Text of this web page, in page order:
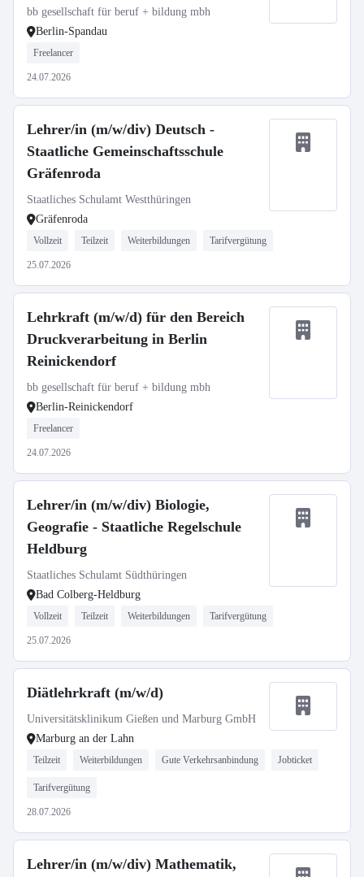
bb gesellschaft für beruf + bildung mbh
Berlin-Spandau
Freelancer
24.07.2026
Lehrer/in (m/w/div) Deutsch -
Staatliche Gemeinschaftsschule
Gräfenroda
Staatliches Schulamt Westthüringen
Gräfenroda
Vollzeit Teilzeit Weiterbildungen Tarifvergütung
25.07.2026
Lehrkraft (m/w/d) für den Bereich
Druckverarbeitung in Berlin
Reinickendorf
bb gesellschaft für beruf + bildung mbh
Berlin-Reinickendorf
Freelancer
24.07.2026
Lehrer/in (m/w/div) Biologie,
Geografie - Staatliche Regelschule
Heldburg
Staatliches Schulamt Südthüringen
Bad Colberg-Heldburg
Vollzeit Teilzeit Weiterbildungen Tarifvergütung
25.07.2026
Diätlehrkraft (m/w/d)
Universitätsklinikum Gießen und Marburg GmbH
Marburg an der Lahn
Teilzeit Weiterbildungen Gute Verkehrsanbindung Jobticket
Tarifvergütung
28.07.2026
Lehrer/in (m/w/div) Mathematik,